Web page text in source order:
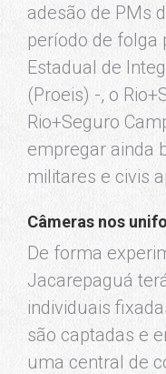
adesão de PMs
período de folga
Estadual de
(Proeis) -, o
Rio+Seguro
empregar ainda
militares e civis
Câmeras nos
De forma
Jacarepaguá
individuais
são captadas e
uma central de